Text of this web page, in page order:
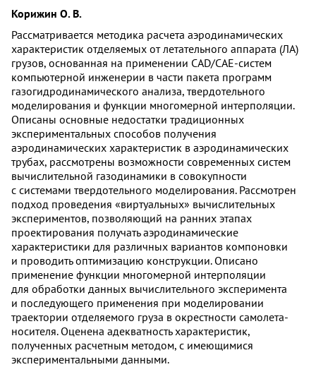
Корижин О. В.
Рассматривается методика расчета аэродинамических
характеристик отделяемых от летательного аппарата (ЛА)
грузов, основанная на применении CAD/CAE-систем
компьютерной инженерии в части пакета программ
газогидродинамического анализа, твердотельного
моделирования и функции многомерной интерполяции.
Описаны основные недостатки традиционных
экспериментальных способов получения
аэродинамических характеристик в аэродинамических
трубах, рассмотрены возможности современных систем
вычислительной газодинамики в совокупности
с системами твердотельного моделирования. Рассмотрен
подход проведения «виртуальных» вычислительных
экспериментов, позволяющий на ранних этапах
проектирования получать аэродинамические
характеристики для различных вариантов компоновки
и проводить оптимизацию конструкции. Описано
применение функции многомерной интерполяции
для обработки данных вычислительного эксперимента
и последующего применения при моделировании
траектории отделяемого груза в окрестности самолета-
носителя. Оценена адекватность характеристик,
полученных расчетным методом, с имеющимися
экспериментальными данными.